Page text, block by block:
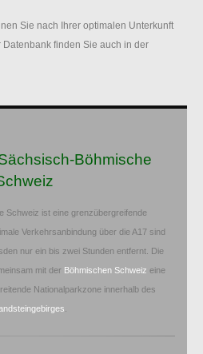
Sie nach Ihrer optimalen Unterkunft
finden Sie auch in der
Böhmische
Schweiz ist eine grenzübergreifende
Verkehrsanbindung über die A17 sind
nur ein bis zwei Stunden entfernt. Die
mit der Böhmischen Schweiz eine
Nationalparkzone innerhalb des